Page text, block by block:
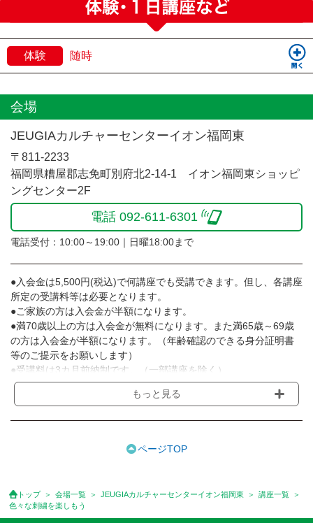
体験 随時
会場
JEUGIAカルチャーセンターイオン福岡東
〒811-2233
福岡県糟屋郡志免町別府北2-14-1 イオン福岡東ショッピ
ングセンター2F
電話 092-611-6301
電話受付：10:00～19:00｜日曜18:00まで
●入会金は5,500円(税込)で何講座でも受講できます。但し、各講座
所定の受講料等は必要となります。
●ご家族の方は入会金が半額になります。
●満70歳以上の方は入会金が無料になります。また満65歳～69歳
の方は入会金が半額になります。（年齢確認のできる身分証明書
等のご提示をお願いします）
●受講料は3カ月前納制です。（一部講座を除く）
●受講料には運営費として１講座につき月額770円(税込)が含まれ
ております。また一部の講座では別途傷害保険料も含まれており
用は含まれておりません。
のでご確認ください。
●参加人数が一定に満たない場合、体験や講座開講を中止または延
もっと見る
ページTOP
トップ 会場一覧 JEUGIAカルチャーセンターイオン福岡東
講座一覧
色々な刺繍を楽しもう